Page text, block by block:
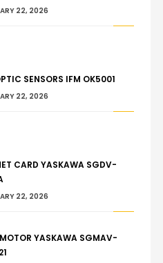
22, 2026
SENSORS IFM OK5001
22, 2026
CARD YASKAWA SGDV-
22, 2026
YASKAWA SGMAV-